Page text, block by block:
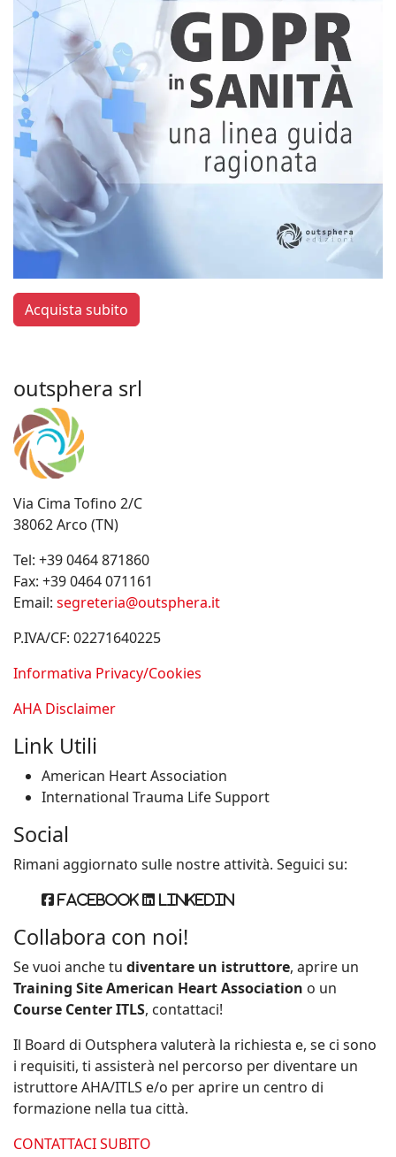
Acquista subito
outsphera srl
Via Cima Tofino 2/C
38062 Arco (TN)
Tel: +39 0464 871860
Fax: +39 0464 071161
Email: segreteria@outsphera.it
P.IVA/CF: 02271640225
Informativa Privacy/Cookies
AHA Disclaimer
Link Utili
American Heart Association
International Trauma Life Support
Social
Rimani aggiornato sulle nostre attività. Seguici su:
Facebook Linkedin
Collabora con noi!
Se vuoi anche tu diventare un istruttore, aprire un
Training Site American Heart Association o un
Course Center ITLS, contattaci!
Il Board di Outsphera valuterà la richiesta e, se ci sono
i requisiti, ti assisterà nel percorso per diventare un
istruttore AHA/ITLS e/o per aprire un centro di
formazione nella tua città.
CONTATTACI SUBITO